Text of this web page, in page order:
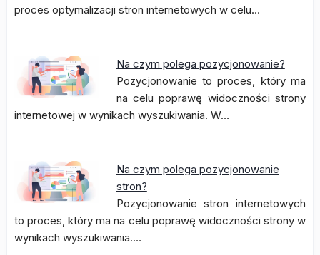
proces optymalizacji stron internetowych w celu…
Na czym polega pozycjonowanie?
Pozycjonowanie to proces, który ma
na celu poprawę widoczności strony
internetowej w wynikach wyszukiwania. W…
Na czym polega pozycjonowanie
stron?
Pozycjonowanie stron internetowych
to proces, który ma na celu poprawę widoczności strony w
wynikach wyszukiwania.…